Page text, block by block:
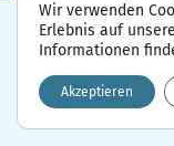
Wir verwenden
Erlebnis auf
Informationen
Akzeptieren